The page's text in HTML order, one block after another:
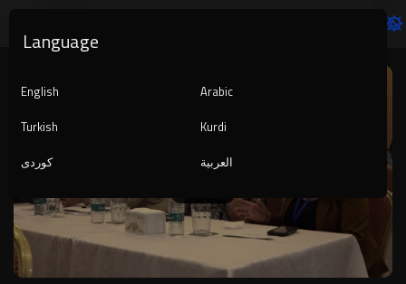
Player
Language
English
Arabic
Turkish
Kurdi
کوردی
العربية